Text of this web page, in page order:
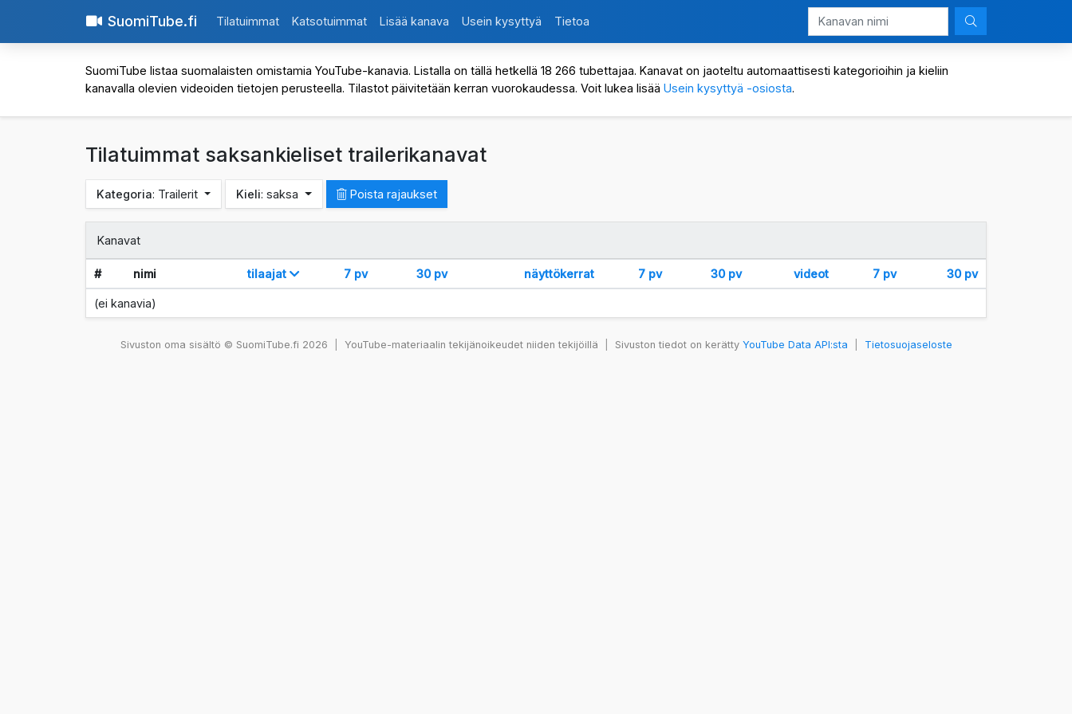
SuomiTube.fi Tilatuimmat Katsotuimmat Lisää kanava Usein kysyttyä Tietoa
SuomiTube listaa suomalaisten omistamia YouTube-kanavia. Listalla on tällä hetkellä 18 266 tubettajaa. Kanavat on jaoteltu automaattisesti kategorioihin ja kieliin
kanavalla olevien videoiden tietojen perusteella. Tilastot päivitetään kerran vuorokaudessa. Voit lukea lisää Usein kysyttyä -osiosta.
Tilatuimmat saksankieliset trailerikanavat
Kategoria: Trailerit Kieli: saksa Poista rajaukset
Kanavat
# nimi tilaajat 7 pv 30 pv näyttökerrat 7 pv 30 pv videot 7 pv 30 pv
(ei kanavia)
Sivuston oma sisältö © SuomiTube.fi 2026 YouTube-materiaalin tekijänoikeudet niiden tekijöillä Sivuston tiedot on kerätty YouTube Data API:sta Tietosuojaseloste